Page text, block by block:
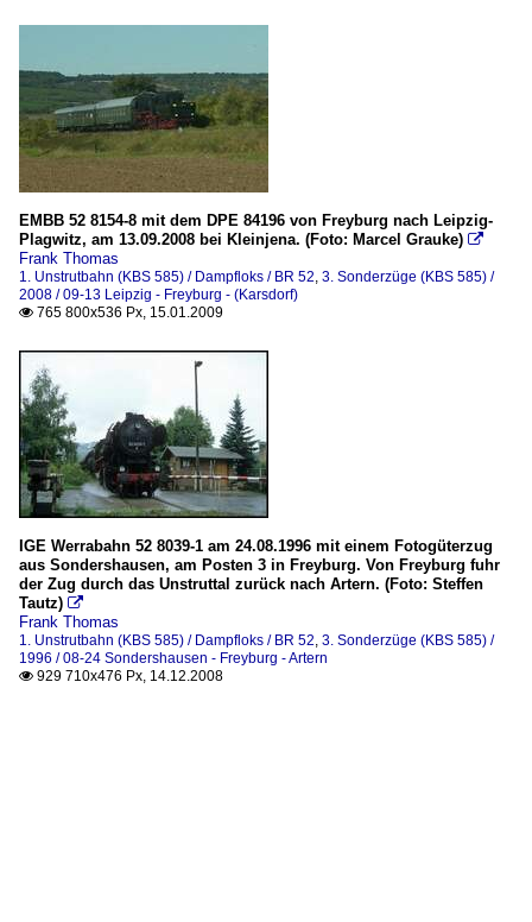
EMBB 52 8154-8 mit dem DPE 84196 von Freyburg nach Leipzig-
Plagwitz, am 13.09.2008 bei Kleinjena. (Foto: Marcel Grauke) 
Frank Thomas
1. Unstrutbahn (KBS 585) / Dampfloks / BR 52, 3. Sonderzüge (KBS 585) /
2008 / 09-13 Leipzig - Freyburg - (Karsdorf)
 765 800x536 Px, 15.01.2009
IGE Werrabahn 52 8039-1 am 24.08.1996 mit einem Fotogüterzug
aus Sondershausen, am Posten 3 in Freyburg. Von Freyburg fuhr
der Zug durch das Unstruttal zurück nach Artern. (Foto: Steffen
Tautz) 
Frank Thomas
1. Unstrutbahn (KBS 585) / Dampfloks / BR 52, 3. Sonderzüge (KBS 585) /
1996 / 08-24 Sondershausen - Freyburg - Artern
 929 710x476 Px, 14.12.2008